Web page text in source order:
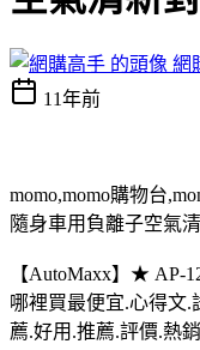
網
11年前
momo,momo購物台
隨身車用負離子空
【AutoMaxx】★ AP-
哪裡買最便宜.心得文.
薦.好用.推薦.評價.熱